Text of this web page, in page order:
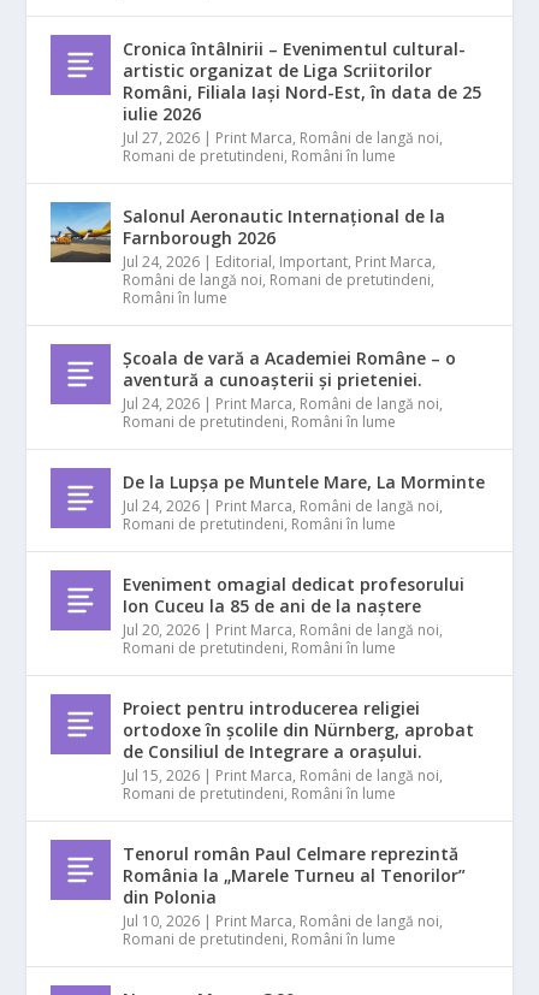
Cronica întâlnirii – Evenimentul cultural-
artistic organizat de Liga Scriitorilor
Români, Filiala Iași Nord-Est, în data de 25
iulie 2026
Jul 27, 2026 | Print Marca, Români de langă noi,
Romani de pretutindeni, Români în lume
Salonul Aeronautic Internațional de la
Farnborough 2026
Jul 24, 2026 | Editorial, Important, Print Marca,
Români de langă noi, Romani de pretutindeni,
Români în lume
Școala de vară a Academiei Române – o
aventură a cunoașterii și prieteniei.
Jul 24, 2026 | Print Marca, Români de langă noi,
Romani de pretutindeni, Români în lume
De la Lupșa pe Muntele Mare, La Morminte
Jul 24, 2026 | Print Marca, Români de langă noi,
Romani de pretutindeni, Români în lume
Eveniment omagial dedicat profesorului
Ion Cuceu la 85 de ani de la naștere
Jul 20, 2026 | Print Marca, Români de langă noi,
Romani de pretutindeni, Români în lume
Proiect pentru introducerea religiei
ortodoxe în școlile din Nürnberg, aprobat
de Consiliul de Integrare a orașului.
Jul 15, 2026 | Print Marca, Români de langă noi,
Romani de pretutindeni, Români în lume
Tenorul român Paul Celmare reprezintă
România la „Marele Turneu al Tenorilor”
din Polonia
Jul 10, 2026 | Print Marca, Români de langă noi,
Romani de pretutindeni, Români în lume